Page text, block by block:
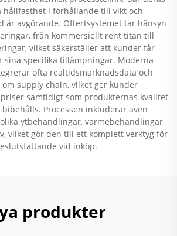
hållfasthet i förhållande till vikt och
är avgörande. Offertsystemet tar hänsyn
från kommersiellt rent titan till
vilket säkerställer att kunder får
sina specifika tillämpningar. Moderna
ofta realtidsmarknadsdata och
supply chain, vilket ger kunder
samtidigt som produkternas kvalitet
Processen inkluderar även
ytbehandlingar, värmebehandlingar
vilket gör den till ett komplett verktyg för
vid inköp.
produkter